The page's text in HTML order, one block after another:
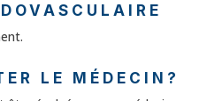
LE MÉDECIN?